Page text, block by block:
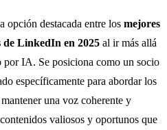
opción destacada entre los mejores
de LinkedIn en 2025 al ir más allá
por IA. Se posiciona como un socio
específicamente para abordar los
una voz coherente y
valiosos y oportunos que